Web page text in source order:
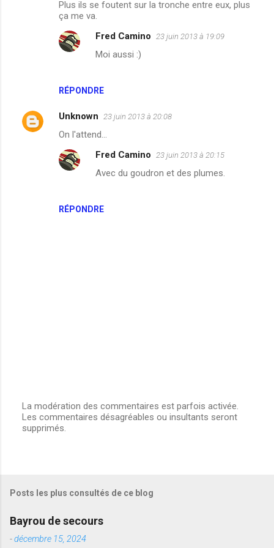
a
i
Plus ils se foutent sur la tronche entre eux, plus
ça me va.
RÉPONDRE
Fred Camino 23 juin 2013 à 19:09
Moi aussi :)
Unknown 23 juin 2013 à 20:08
On l'attend...
RÉPONDRE
Fred Camino 23 juin 2013 à 20:15
Avec du goudron et des plumes.
E
n
t
e
r
u
La modération des commentaires est parfois activée.
Les commentaires désagréables ou insultants seront
supprimés.
Posts les plus consultés de ce blog
Bayrou de secours
-décembre 15, 2024